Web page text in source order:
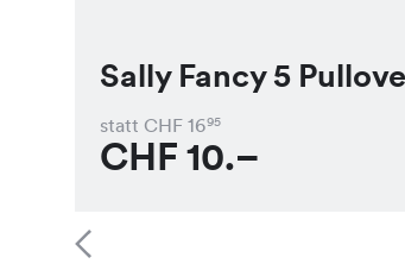
Sally Fancy 5
statt CHF 1695
CHF 10.–